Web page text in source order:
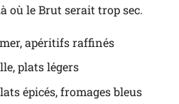
où le Brut serait trop sec.
apéritifs raffinés
plats légers
épicés, fromages bleus